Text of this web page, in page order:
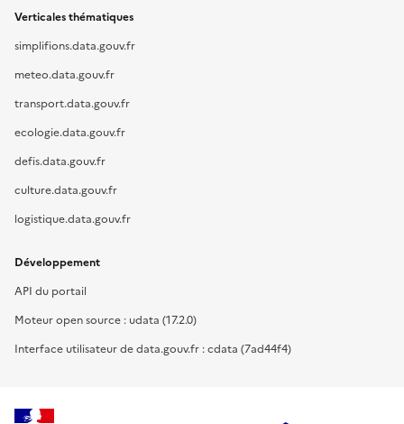
Verticales thématiques
simplifions.data.gouv.fr
meteo.data.gouv.fr
transport.data.gouv.fr
ecologie.data.gouv.fr
defis.data.gouv.fr
culture.data.gouv.fr
logistique.data.gouv.fr
Développement
API du portail
Moteur open source : udata (17.2.0)
Interface utilisateur de data.gouv.fr : cdata (7ad44f4)